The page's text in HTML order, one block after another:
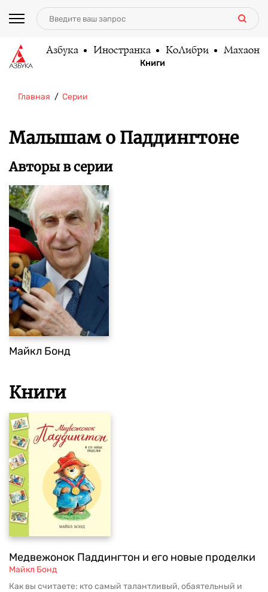
Азбука Иностранка КоЛибри Махаон
Книги
Главная Серии
Малышам о Паддингтоне
Авторы в серии
Майкл Бонд
Книги
Медвежонок Паддингтон и его новые проделки
Майкл Бонд
Как вы считаете: кто самый талантливый, обаятельный и